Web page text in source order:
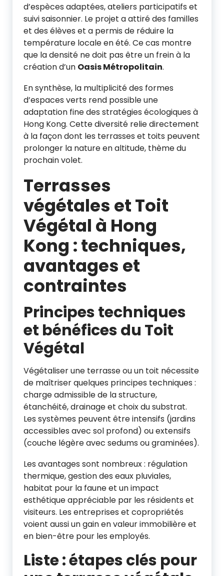
d’espèces adaptées, ateliers participatifs et
suivi saisonnier. Le projet a attiré des familles
et des élèves et a permis de réduire la
température locale en été. Ce cas montre
que la densité ne doit pas être un frein à la
création d’un Oasis Métropolitain.
En synthèse, la multiplicité des formes
d’espaces verts rend possible une
adaptation fine des stratégies écologiques à
Hong Kong. Cette diversité relie directement
à la façon dont les terrasses et toits peuvent
prolonger la nature en altitude, thème du
prochain volet.
Terrasses
végétales et Toit
Végétal à Hong
Kong : techniques,
avantages et
contraintes
Principes techniques
et bénéfices du Toit
Végétal
Végétaliser une terrasse ou un toit nécessite
de maîtriser quelques principes techniques :
charge admissible de la structure,
étanchéité, drainage et choix du substrat.
Les systèmes peuvent être intensifs (jardins
accessibles avec sol profond) ou extensifs
(couche légère avec sedums ou graminées).
Les avantages sont nombreux : régulation
thermique, gestion des eaux pluviales,
habitat pour la faune et un impact
esthétique appréciable par les résidents et
visiteurs. Les entreprises et copropriétés
voient aussi un gain en valeur immobilière et
en bien-être pour les employés.
Liste : étapes clés pour